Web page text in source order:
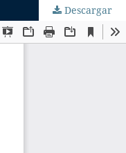
Descargar